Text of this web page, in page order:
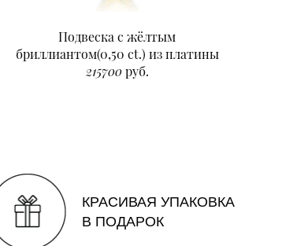
Подвеска с жёлтым
бриллиантом(0,50 ct.) из платины
215700руб.
КРАСИВАЯ УПАКОВКА
В ПОДАРОК